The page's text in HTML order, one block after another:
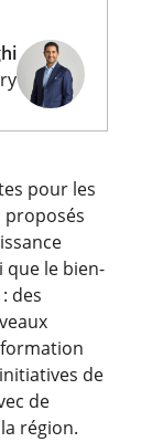
pour les
que le bien-
des
de
de
région.